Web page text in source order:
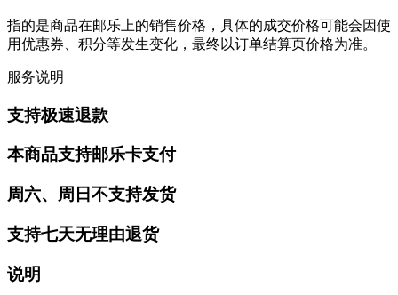
指的是商品在邮乐上的销售价格，具体的成交价格可能会因使
用优惠券、积分等发生变化，最终以订单结算页价格为准。
服务说明
支持极速退款
本商品支持邮乐卡支付
周六、周日不支持发货
支持七天无理由退货
说明